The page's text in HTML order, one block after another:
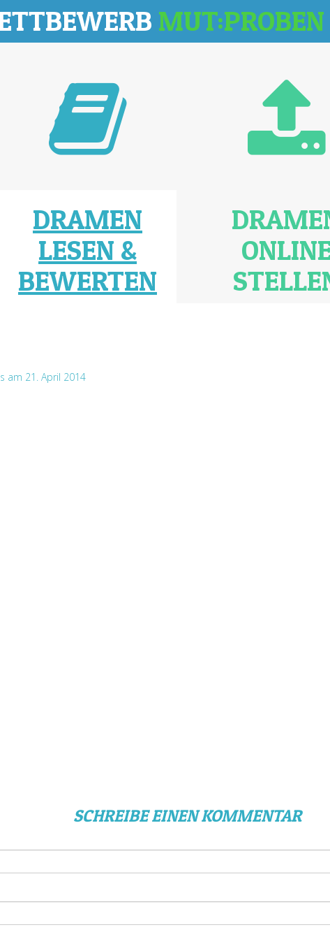
MUT:PROBEN
DRAMEN
LESEN &
BEWERTEN
am 21. April 2014
SCHREIBE EINEN KOMMENTAR